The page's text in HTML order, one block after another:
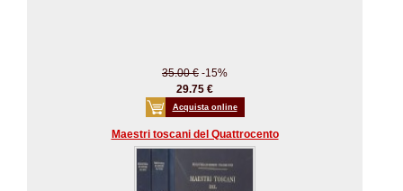
35.00 € -15%
29.75 €
Acquista online
Maestri toscani del Quattrocento